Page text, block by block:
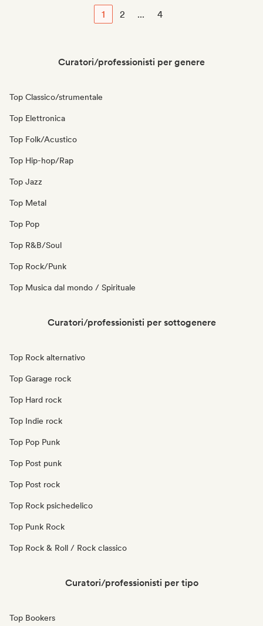
1 2 ... 4
Curatori/professionisti per genere
Top Classico/strumentale
Top Elettronica
Top Folk/Acustico
Top Hip-hop/Rap
Top Jazz
Top Metal
Top Pop
Top R&B/Soul
Top Rock/Punk
Top Musica dal mondo / Spirituale
Curatori/professionisti per sottogenere
Top Rock alternativo
Top Garage rock
Top Hard rock
Top Indie rock
Top Pop Punk
Top Post punk
Top Post rock
Top Rock psichedelico
Top Punk Rock
Top Rock & Roll / Rock classico
Curatori/professionisti per tipo
Top Bookers